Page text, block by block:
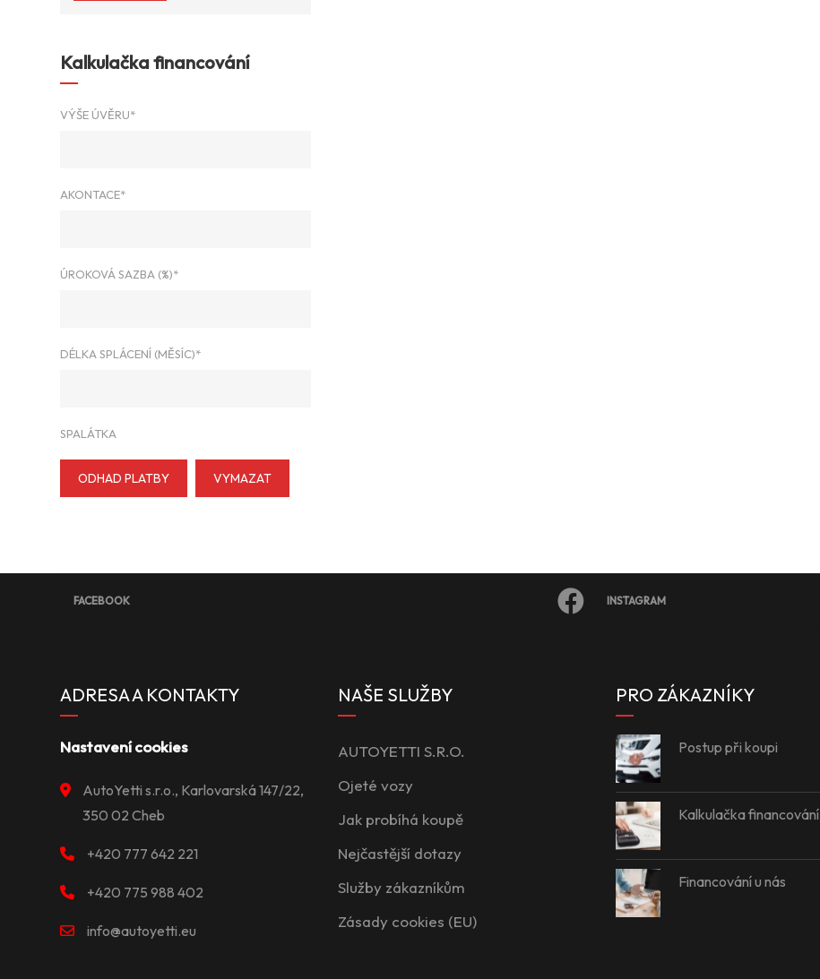
Kalkulačka financování
VÝŠE ÚVĚRU*
AKONTACE*
ÚROKOVÁ SAZBA (%)*
DÉLKA SPLÁCENÍ (MĚSÍC)*
SPALÁTKA
ODHAD PLATBY VYMAZAT
FACEBOOK INSTAGRAM
ADRESA A KONTAKTY
Nastavení cookies
AutoYetti s.r.o., Karlovarská 147/22,
350 02 Cheb
+420 777 642 221
+420 775 988 402
info@autoyetti.eu
NAŠE SLUŽBY
AUTOYETTI S.R.O.
Ojeté vozy
Jak probíhá koupě
Nejčastější dotazy
Služby zákazníkům
Zásady cookies (EU)
PRO ZÁKAZNÍKY
Postup při koupi
Kalkulačka financování
Financování u nás